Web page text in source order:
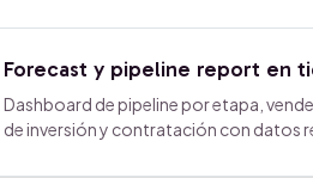
Forecast y pipeline report en
Dashboard de pipeline por etapa,
de inversión y contratación con datos